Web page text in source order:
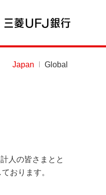
Japan Global
人の皆さまとと
おります。